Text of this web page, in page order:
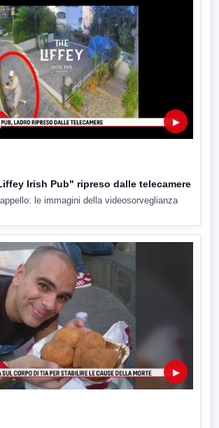
▶
Irish Pub" ripreso dalle telecamere
le immagini della videosorveglianza
▶